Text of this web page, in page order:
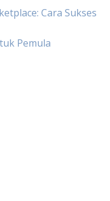
Cara Sukses
Pemula